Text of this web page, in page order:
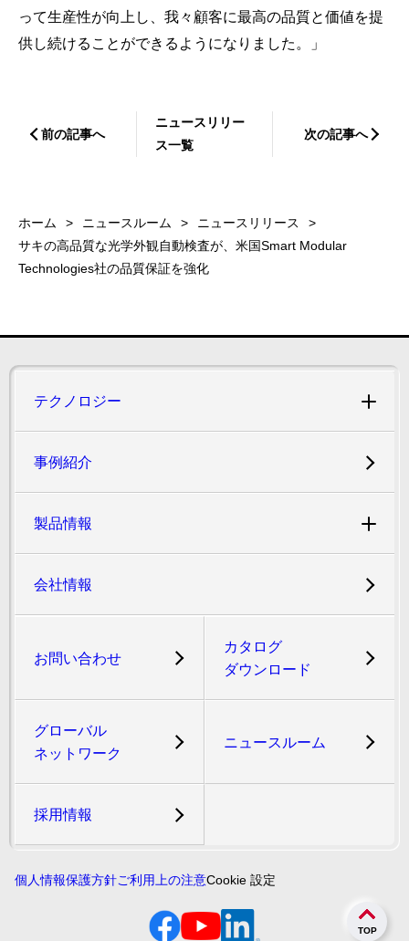
って生産性が向上し、我々顧客に最高の品質と価値を提
供し続けることができるようになりました。」
前の記事へ
ニュースリリー
ス一覧
次の記事へ
ホーム ニュースルーム
ニュースリリース
サキの高品質な光学外観自動検査が、米国Smart Modular
Technologies社の品質保証を強化
テクノロジー
事例紹介
製品情報
会社情報
お問い合わせ
カタログ
ダウンロード
グローバル
ネットワーク
ニュースルーム
採用情報
個人情報保護方針ご利用上の注意Cookie 設定
TOP